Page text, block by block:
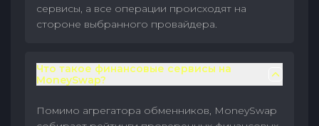
сервисы, а все операции происходят на
стороне выбранного провайдера.
Что такое финансовые сервисы на
MoneySwap?
Помимо агрегатора обменников, MoneySwap